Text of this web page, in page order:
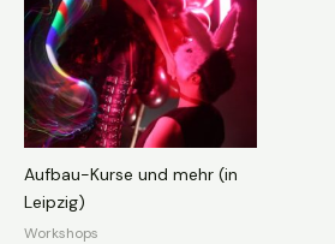
Aufbau-Kurse und mehr (in
Leipzig)
Workshops